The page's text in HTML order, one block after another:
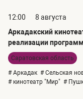
12:00
8 августа
Аркадакский
реализации
Саратовская область
# Аркадак # Сельская
# кинотеатр "Мир" #